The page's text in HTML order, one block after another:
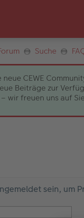
Suche
CEWE
Beiträge zur
– wir freuen uns auf
sein, um